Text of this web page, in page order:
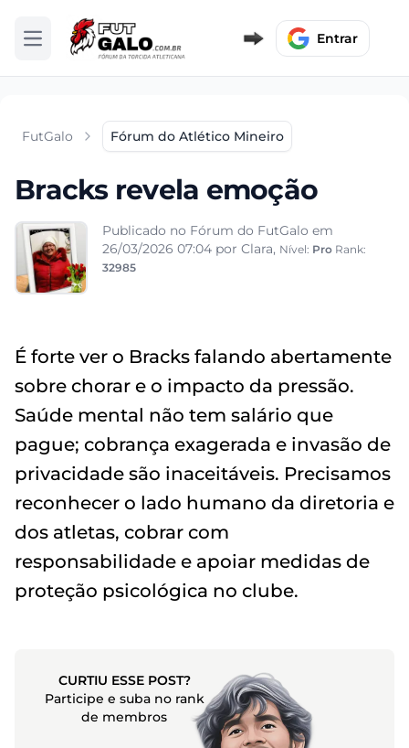
Abrir menu Entrar
FutGalo Fórum do Atlético Mineiro
Bracks revela emoção
Publicado no Fórum do FutGalo em
26/03/2026 07:04 por Clara, Nível: Pro Rank:
32985
É forte ver o Bracks falando abertamente
sobre chorar e o impacto da pressão.
Saúde mental não tem salário que
pague; cobrança exagerada e invasão de
privacidade são inaceitáveis. Precisamos
reconhecer o lado humano da diretoria e
dos atletas, cobrar com
responsabilidade e apoiar medidas de
proteção psicológica no clube.
CURTIU ESSE POST?
Participe e suba no rank
de membros